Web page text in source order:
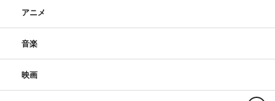
アニメ
音楽
映画